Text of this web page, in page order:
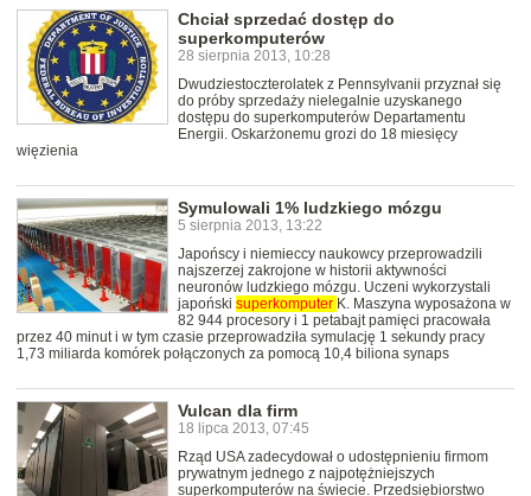
Chciał sprzedać dostęp do
superkomputerów
28 sierpnia 2013, 10:28
Dwudziestoczterolatek z Pennsylvanii przyznał się
do próby sprzedaży nielegalnie uzyskanego
dostępu do superkomputerów Departamentu
Energii. Oskarżonemu grozi do 18 miesięcy
więzienia
Symulowali 1% ludzkiego mózgu
5 sierpnia 2013, 13:22
Japońscy i niemieccy naukowcy przeprowadzili
najszerzej zakrojone w historii aktywności
neuronów ludzkiego mózgu. Uczeni wykorzystali
japoński superkomputer K. Maszyna wyposażona w
82 944 procesory i 1 petabajt pamięci pracowała
przez 40 minut i w tym czasie przeprowadziła symulację 1 sekundy pracy
1,73 miliarda komórek połączonych za pomocą 10,4 biliona synaps
Vulcan dla firm
18 lipca 2013, 07:45
Rząd USA zadecydował o udostępnieniu firmom
prywatnym jednego z najpotężniejszych
superkomputerów na świecie. Przedsiębiorstwo